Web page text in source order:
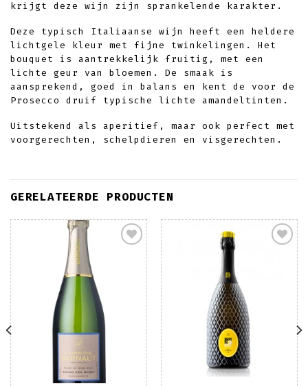
krijgt deze wijn zijn sprankelende karakter.
Deze typisch Italiaanse wijn heeft een heldere
lichtgele kleur met fijne twinkelingen. Het
bouquet is aantrekkelijk fruitig, met een
lichte geur van bloemen. De smaak is
aansprekend, goed in balans en kent de voor de
Prosecco druif typische lichte amandeltinten.
Uitstekend als aperitief, maar ook perfect met
voorgerechten, schelpdieren en visgerechten.
GERELATEERDE PRODUCTEN
wenslijst